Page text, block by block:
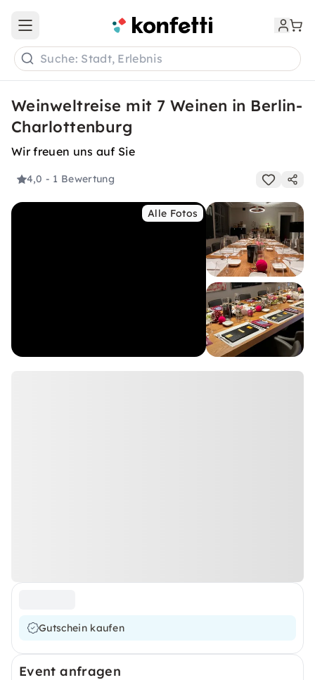
Open main menu
Suche: Stadt, Erlebnis
Weinweltreise mit 7 Weinen in Berlin-
Charlottenburg
Wir freuen uns auf Sie
4,0 - 1 Bewertung
Alle Fotos
Gutschein kaufen
Event anfragen